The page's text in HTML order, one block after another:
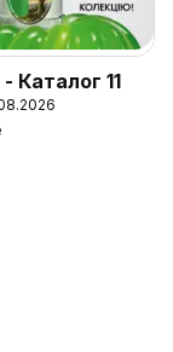
Каталог 11